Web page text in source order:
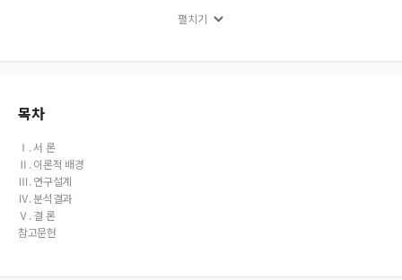
are unique and attractive in Jeju such as Jeju’s own food, clothing and shelter,
pose of cultural tourism.
펼치기
목차
Ⅰ. 서 론
Ⅱ. 이론적 배경
Ⅲ. 연구설계
Ⅳ. 분석결과
Ⅴ. 결 론
참고문헌